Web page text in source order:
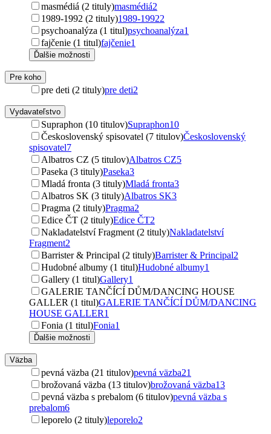
masmédiá (2 tituly)masmédiá2
1989-1992 (2 tituly)1989-19922
psychoanalýza (1 titul)psychoanalýza1
fajčenie (1 titul)fajčenie1
Ďalšie možnosti
Pre koho
pre deti (2 tituly)pre deti2
Vydavateľstvo
Supraphon (10 titulov)Supraphon10
Československý spisovatel (7 titulov)Československý
spisovatel7
Albatros CZ (5 titulov)Albatros CZ5
Paseka (3 tituly)Paseka3
Mladá fronta (3 tituly)Mladá fronta3
Albatros SK (3 tituly)Albatros SK3
Pragma (2 tituly)Pragma2
Edice ČT (2 tituly)Edice ČT2
Nakladatelství Fragment (2 tituly)Nakladatelství
Fragment2
Barrister & Principal (2 tituly)Barrister & Principal2
Hudobné albumy (1 titul)Hudobné albumy1
Gallery (1 titul)Gallery1
GALERIE TANČÍCÍ DŮM/DANCING HOUSE
GALLER (1 titul)GALERIE TANČÍCÍ DŮM/DANCING
HOUSE GALLER1
Fonia (1 titul)Fonia1
Ďalšie možnosti
Väzba
pevná väzba (21 titulov)pevná väzba21
brožovaná väzba (13 titulov)brožovaná väzba13
pevná väzba s prebalom (6 titulov)pevná väzba s
prebalom6
leporelo (2 tituly)leporelo2